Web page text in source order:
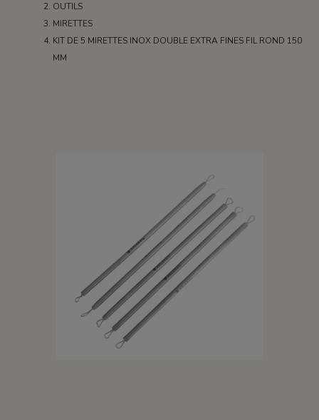
OUTILS
MIRETTES
KIT DE 5 MIRETTES INOX DOUBLE EXTRA FINES FIL ROND 150
MM